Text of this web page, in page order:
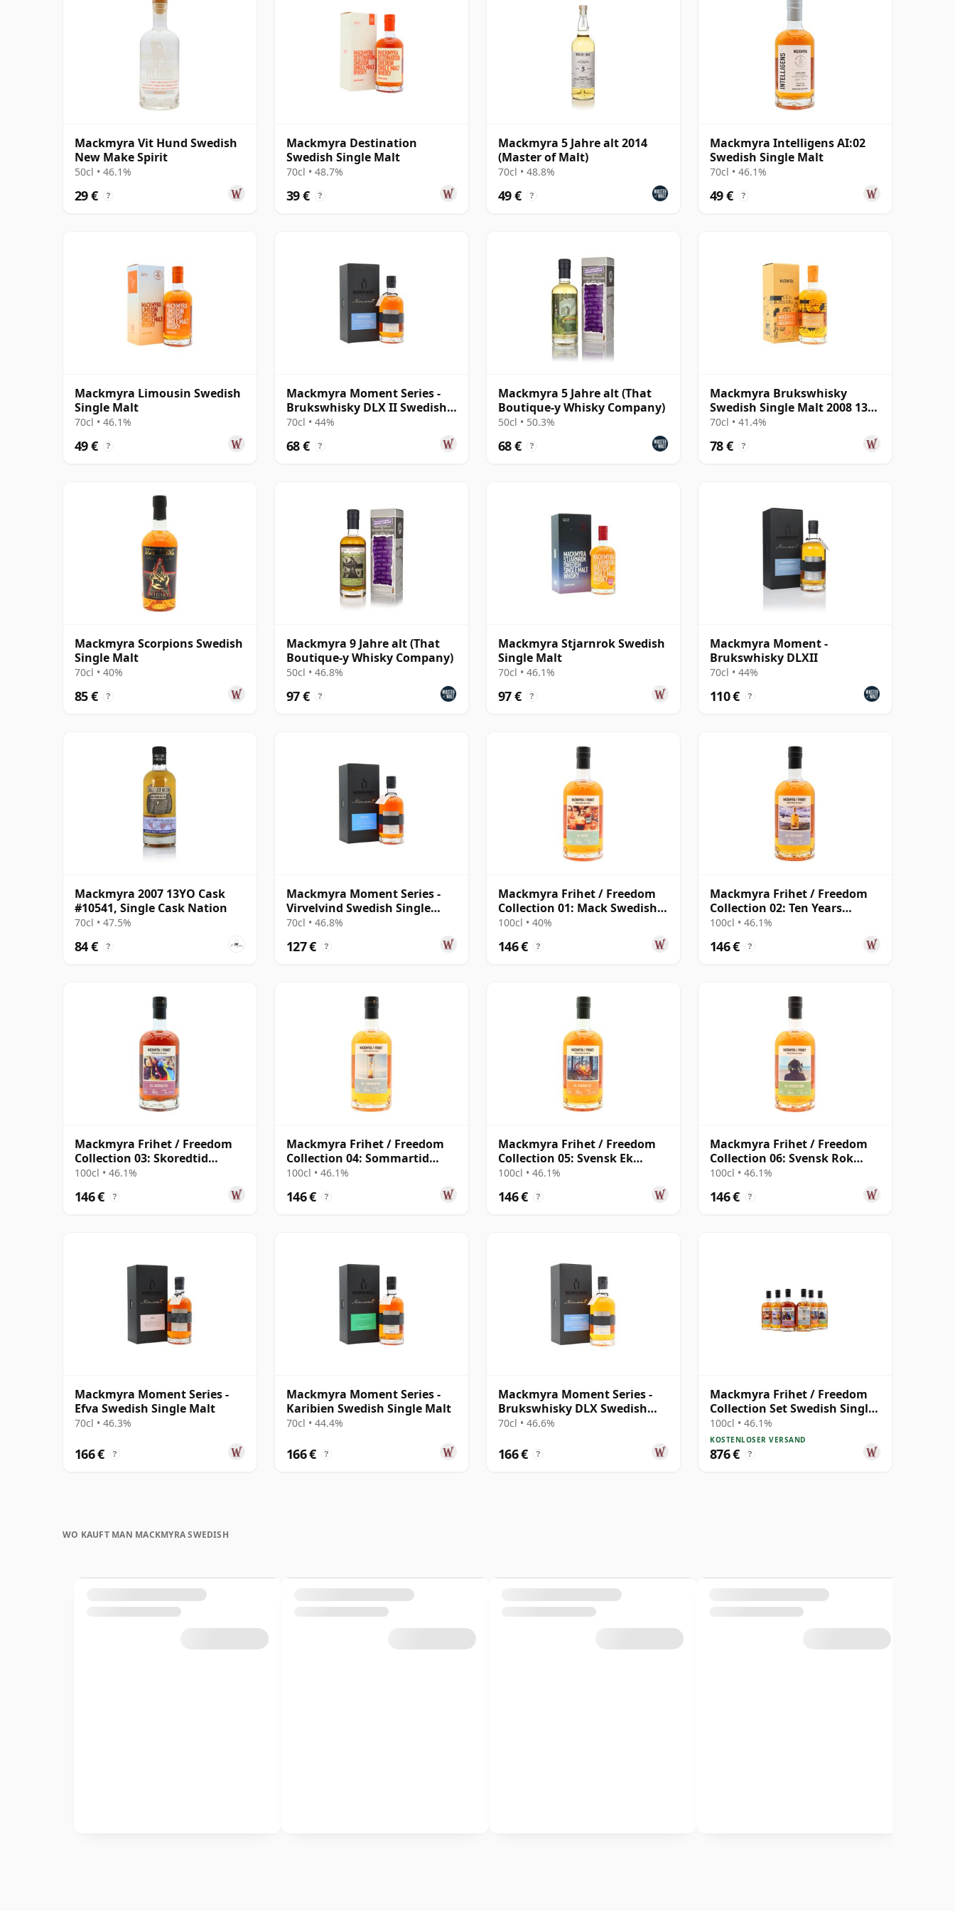
Mackmyra Vit Hund Swedish
New Make Spirit
50cl • 46.1%
29 € ?
Mackmyra Destination
Swedish Single Malt
70cl • 48.7%
39 € ?
Mackmyra 5 Jahre alt 2014
(Master of Malt)
70cl • 48.8%
49 € ?
Mackmyra Intelligens AI:02
Swedish Single Malt
70cl • 46.1%
49 € ?
Mackmyra Limousin Swedish
Single Malt
70cl • 46.1%
49 € ?
Mackmyra Moment Series -
Brukswhisky DLX II Swedish
Single 2012 9 Jahre alt
70cl • 44%
68 € ?
Mackmyra 5 Jahre alt (That
Boutique-y Whisky Company)
50cl • 50.3%
68 € ?
Mackmyra Brukswhisky
Swedish Single Malt 2008 13
Jahre alt
70cl • 41.4%
78 € ?
Mackmyra Scorpions Swedish
Single Malt
70cl • 40%
85 € ?
Mackmyra 9 Jahre alt (That
Boutique-y Whisky Company)
50cl • 46.8%
97 € ?
Mackmyra Stjarnrok Swedish
Single Malt
70cl • 46.1%
97 € ?
Mackmyra Moment -
Brukswhisky DLXII
70cl • 44%
110 € ?
Mackmyra 2007 13YO Cask
#10541, Single Cask Nation
70cl • 47.5%
84 € ?
Mackmyra Moment Series -
Virvelvind Swedish Single
Malt
70cl • 46.8%
127 € ?
Mackmyra Frihet / Freedom
Collection 01: Mack Swedish
Singl
100cl • 40%
146 € ?
Mackmyra Frihet / Freedom
Collection 02: Ten Years
Swedish 10 Jahre alt
100cl • 46.1%
146 € ?
Mackmyra Frihet / Freedom
Collection 03: Skoredtid
Swedish
100cl • 46.1%
146 € ?
Mackmyra Frihet / Freedom
Collection 04: Sommartid
Swedish
100cl • 46.1%
146 € ?
Mackmyra Frihet / Freedom
Collection 05: Svensk Ek
Swedish
100cl • 46.1%
146 € ?
Mackmyra Frihet / Freedom
Collection 06: Svensk Rok
Swedish
100cl • 46.1%
146 € ?
Mackmyra Moment Series -
Efva Swedish Single Malt
70cl • 46.3%
166 € ?
Mackmyra Moment Series -
Karibien Swedish Single Malt
70cl • 44.4%
166 € ?
Mackmyra Moment Series -
Brukswhisky DLX Swedish
Single Mal
70cl • 46.6%
166 € ?
Mackmyra Frihet / Freedom
Collection Set Swedish Single
Mal
100cl • 46.1%
KOSTENLOSER VERSAND
876 € ?
WO KAUFT MAN MACKMYRA SWEDISH